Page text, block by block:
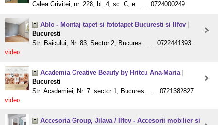
Calea Grivitei, nr. 228, bl. 4, sc. C, e .. ... 0724000249
Ablo - Montaj tapet si fototapet Bucuresti si Ilfov
Bucuresti
Str. Baicului, Nr. 83, Sector 2, Bucures .. ... 0722441393
video
Academia Creative Beauty by Hritcu Ana-Maria
Bucuresti
Str. Academiei, Nr. 7, sector 1, Bucures .. ... 0721382827
video
Accesoria Group, Jilava / Ilfov - Accesorii mobilier si